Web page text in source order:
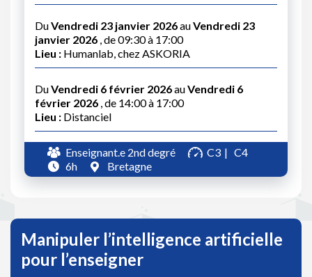
DuVendredi 23 janvier 2026auVendredi 23
janvier 2026 , de 09:30 à 17:00
Lieu : Humanlab, chez ASKORIA
DuVendredi 6 février 2026auVendredi 6
février 2026 , de 14:00 à 17:00
Lieu : Distanciel
Enseignant.e 2nd degré C3
C4
6h
Bretagne
Manipuler l’intelligence artificielle
pour l’enseigner